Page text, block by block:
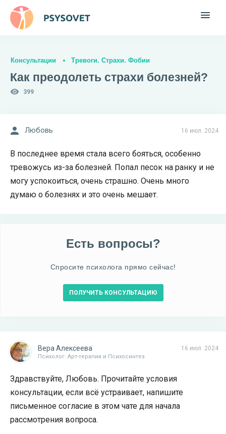
Консультации Тревоги. Страхи. Фобии
Как преодолеть страхи болезней?
399
16 июл. 2024
Любовь
В последнее время стала всего бояться, особенно
тревожусь из-за болезней. Попал песок на ранку и не
могу успокоиться, очень страшно. Очень много
думаю о болезнях и это очень мешает.
Есть вопросы?
Спросите психолога прямо сейчас!
ПОЛУЧИТЬ КОНСУЛЬТАЦИЮ
16 июл. 2024
Вера Алексеева
Психолог: Арт-терапия и Психосинтез
Здравствуйте, Любовь. Прочитайте условия
консультации, если всё устраивает, напишите
письменное согласие в этом чате для начала
рассмотрения вопроса.